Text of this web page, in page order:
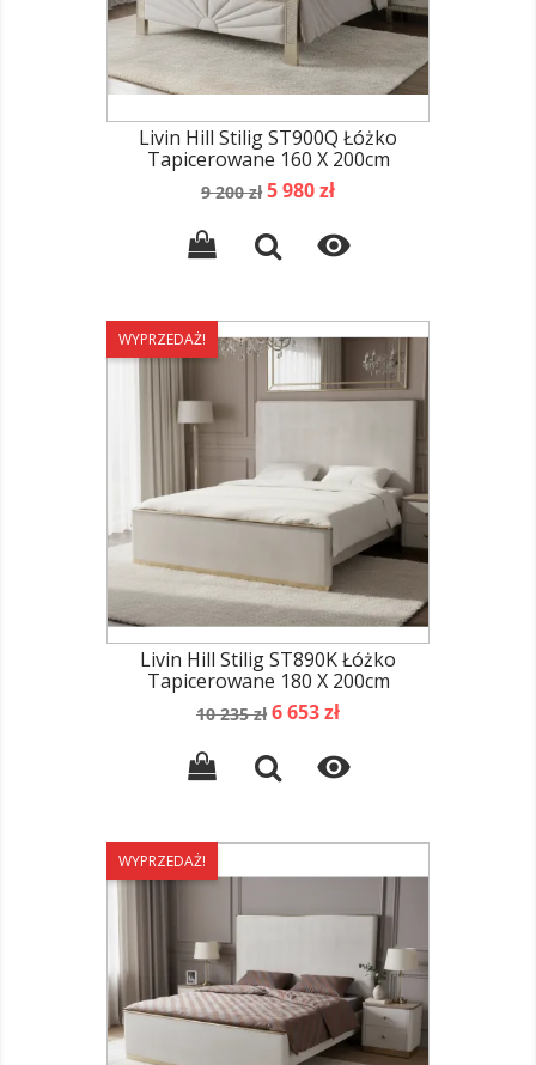
Livin Hill Stilig ST900Q Łóżko
Tapicerowane 160 X 200cm
Cena
9 200 zł Cena
5 980 zł

WYPRZEDAŻ!
Livin Hill Stilig ST890K Łóżko
Tapicerowane 180 X 200cm
Cena
10 235 zł Cena
6 653 zł

WYPRZEDAŻ!